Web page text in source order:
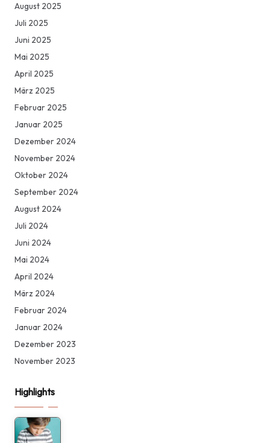
August 2025
Juli 2025
Juni 2025
Mai 2025
April 2025
März 2025
Februar 2025
Januar 2025
Dezember 2024
November 2024
Oktober 2024
September 2024
August 2024
Juli 2024
Juni 2024
Mai 2024
April 2024
März 2024
Februar 2024
Januar 2024
Dezember 2023
November 2023
Highlights